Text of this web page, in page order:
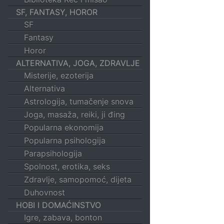
SF, FANTASY, HOROR
SF
Fantasy
Horor
ALTERNATIVA, JOGA, ZDRAVLJE
Misterije, ezoterija
Alternativa
Astrologija, tumačenje snova
Joga, masaža, reiki, ji đing
Popularna ekonomija
Popularna psihologija
Parapsihologija
Spolnost, erotika, seks
Zdravlje, samopomoć, dijeta
Duhovnost
HOBI I DOMAĆINSTVO
Igre, zabava, bonton